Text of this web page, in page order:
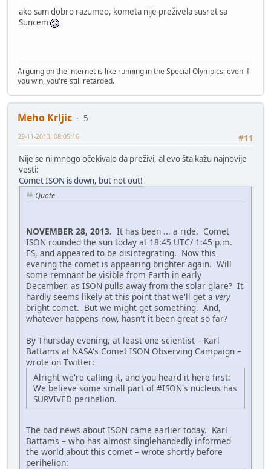
ako sam dobro razumeo, kometa nije preživela susret sa
Suncem
Arguing on the internet is like running in the Special Olympics: even if
you win, you're still retarded.
Meho Krljic
5
#11
29-11-2013, 08:05:16
Nije se ni mnogo očekivalo da preživi, al evo šta kažu najnovije
vesti:
Comet ISON is down, but not out!
Quote
NOVEMBER 28, 2013. It has been ... a ride. Comet
ISON rounded the sun today at 18:45 UTC/ 1:45 p.m.
ES, and appeared to be disintegrating. Now this
evening the comet is appearing brighter again. Will
some remnant be visible from Earth in early
December, as ISON pulls away from the solar glare? It
hardly seems likely at this point that we'll get a very
bright comet. But we might get something. And,
whatever happens now, hasn't it been great so far?
By Thursday evening, at least one scientist – Karl
Battams at NASA's Comet ISON Observing Campaign –
wrote on Twitter:
Alright we're calling it, and you heard it here first:
We believe some small part of #ISON's nucleus has
SURVIVED perihelion.
The bad news about ISON came earlier today. Karl
Battams – who has almost singlehandedly informed
the world about this comet – wrote shortly before
perihelion: